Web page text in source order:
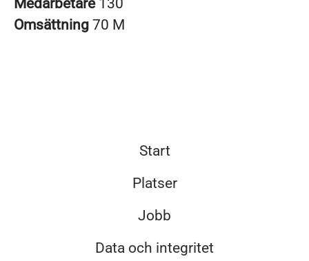
Medarbetare 130
Omsättning 70 M
Start
Platser
Jobb
Data och integritet